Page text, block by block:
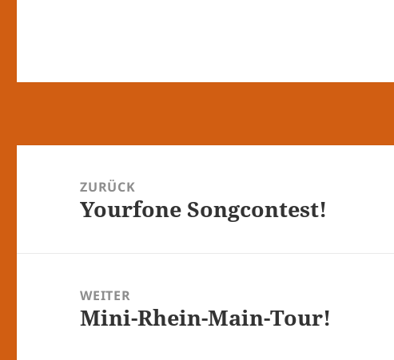
ZURÜCK
Vorheriger
Yourfone Songcontest!
WEITER
Nächster
Mini-Rhein-Main-Tour!